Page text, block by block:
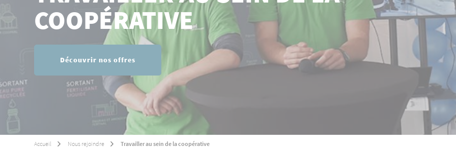
Organisation et gouvernance
EN SAVOIR PLUS SUR NOS
MÉTIERS
Groupement d'éleveurs porcs
Groupement d'éleveurs bovins
Nutrition
Équipements
Environnement
Ingrédients
Construire une relation de
confiance avec nos
Valoriser les talents et les
le respect des animaux et de
l'environnement
Innovation pour construire
relation de confiance avec les
consommateurs
Innovation pour valoriser les
talents et savoir-faire des
SUIVRE NOS ACTUALITÉS
COOPÉRATIVE
Découvrir nos offres
Accueil Nous rejoindre Travailler au sein de la coopérative